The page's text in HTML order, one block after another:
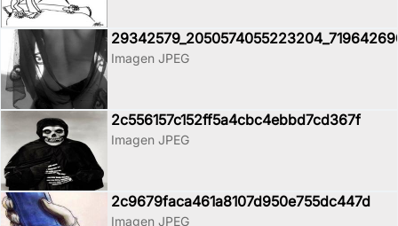
Imagen JPEG
2c556157c152ff5a4cbc4ebbd7cd367f
Imagen JPEG
2c9679faca461a8107d950e755dc447d
Imagen JPEG